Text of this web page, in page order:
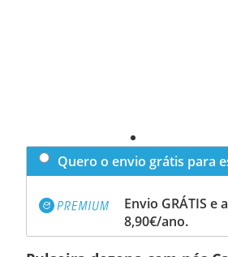
Quero o envio grátis para
Envio GRÁTIS e
8,90€/ano.